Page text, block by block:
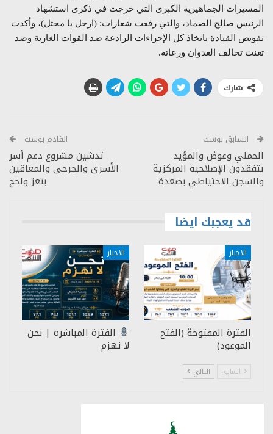
المسيرات الجماهيرية الكبرى التي خرجت في ذكرى استشهاد
الرئيس صالح الصماد، والتي رفعت شعارات: (ارحل يا محتل)، وأكدت
تفويض القيادة باتخاذ كل الإجراءات الرادعة ضد القوات الغازية وضد
تعنت تحالف العدوان ورعاته.
شارك
السابق بوست
الحملي وعوض والمؤيد
يتفقدون الإصلاحية المركزية
والسجن الاحتياطي بصعدة
القادم بوست
تدشين مشروع دعم أسر
الأسرى والجرحى والمعاقين
بتعز ولحج
قد يعجبك ايضا
الاخبار
الفترة المفتوحة (الفتح
الموعود)
الاخبار
الفترة المباشرة | نحن
لا نهزم
السابق التالي